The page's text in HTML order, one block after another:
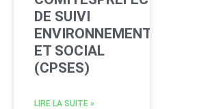
DE SUIVI
ENVIRONNEMENTAL
ET SOCIAL
(CPSES)
LIRE LA SUITE »